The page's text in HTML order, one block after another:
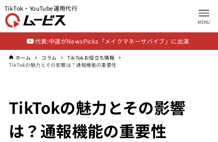
MENU
TikTok・YouTube運用代行
代表:中道がNewsPicks「メイクマネーサバイブ」に出演
ホーム コラム
TikTokお役立ち情報
TikTokの魅力とその影響は？通報機能の重要性
TikTokの魅力とその影響
は？通報機能の重要性